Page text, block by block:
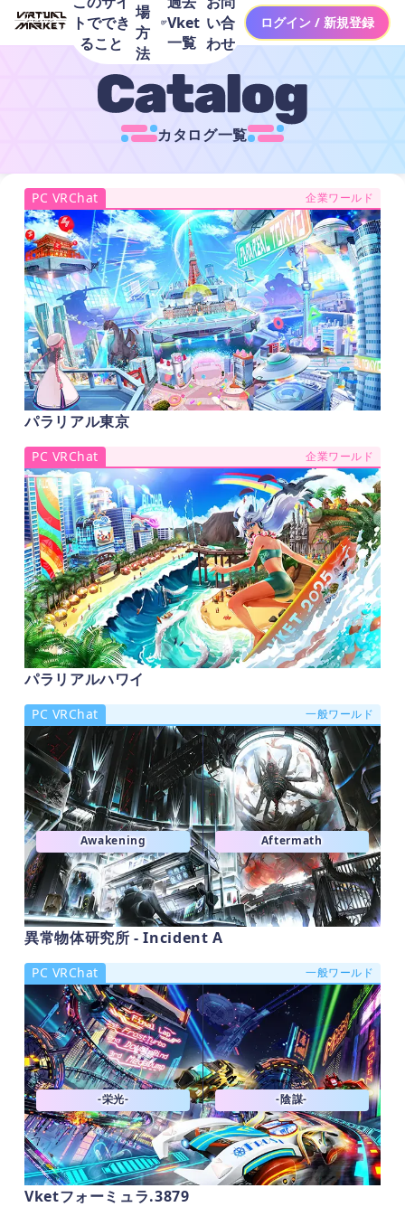
トででき
ること
場
方
法
Vket
一覧
い合
わせ
ログイン / 新規登録
カタログ一覧
PC VRChat 企業ワールド
パラリアル東京
PC VRChat 企業ワールド
パラリアルハワイ
PC VRChat 一般ワールド
Awakening Aftermath
異常物体研究所 - Incident A
PC VRChat 一般ワールド
-栄光- -陰謀-
Vketフォーミュラ.3879